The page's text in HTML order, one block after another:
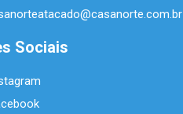
Sociais